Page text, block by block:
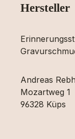
Hersteller
Andreas
Mozartweg 1
96328 Küps